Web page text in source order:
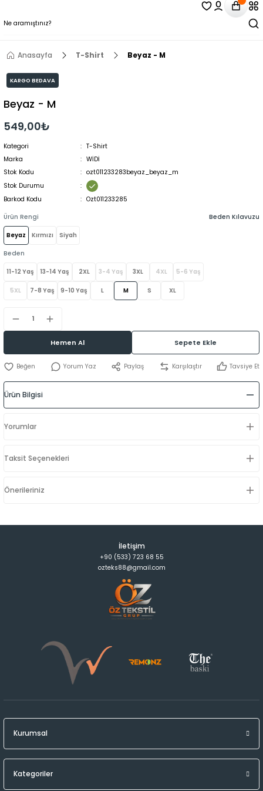
Anasayfa T-Shirt Beyaz - M
KARGO BEDAVA
Beyaz - M
549,00₺
Kategori
T-Shirt
Marka
WİDİ
Stok Kodu
ozt011233283beyaz_beyaz_m
Stok Durumu
Barkod Kodu
Ozt011233285
Ürün Rengi
Beyaz Kırmızı Siyah
Beden
11-12 Yaş 13-14 Yaş 2XL 3-4 Yaş 3XL 4XL 5-6 Yaş
5XL 7-8 Yaş 9-10 Yaş L M S XL
Beden Kılavuzu
Hemen Al Sepete Ekle
Yorum Yaz Paylaş Karşılaştır Tavsiye Et
Ürün Bilgisi
Yorumlar
Taksit Seçenekleri
Önerileriniz
İletişim
+90 (533) 723 68 55
ozteks88@gmail.com
Kurumsal
Kategoriler